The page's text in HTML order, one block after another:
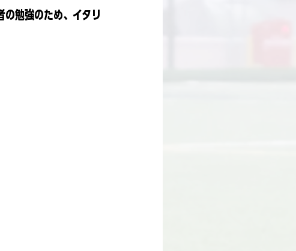
勉強のため、イタリ